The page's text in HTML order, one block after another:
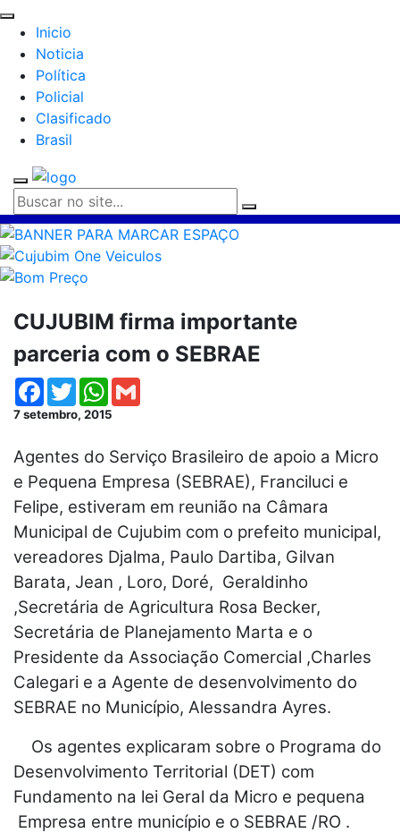
Inicio
Noticia
Política
Policial
Clasificado
Brasil
CUJUBIM firma importante
parceria com o SEBRAE
Facebook
TwitterWhatsApp
7 setembro, 2015
Agentes do Serviço Brasileiro de apoio a Micro
e Pequena Empresa (SEBRAE), Franciluci e
Felipe, estiveram em reunião na Câmara
Municipal de Cujubim com o prefeito municipal,
vereadores Djalma, Paulo Dartiba, Gilvan
Barata, Jean , Loro, Doré, Geraldinho
,Secretária de Agricultura Rosa Becker,
Secretária de Planejamento Marta e o
Presidente da Associação Comercial ,Charles
Calegari e a Agente de desenvolvimento do
SEBRAE no Município, Alessandra Ayres.
Os agentes explicaram sobre o Programa do
Desenvolvimento Territorial (DET) com
Fundamento na lei Geral da Micro e pequena
Empresa entre município e o SEBRAE /RO .